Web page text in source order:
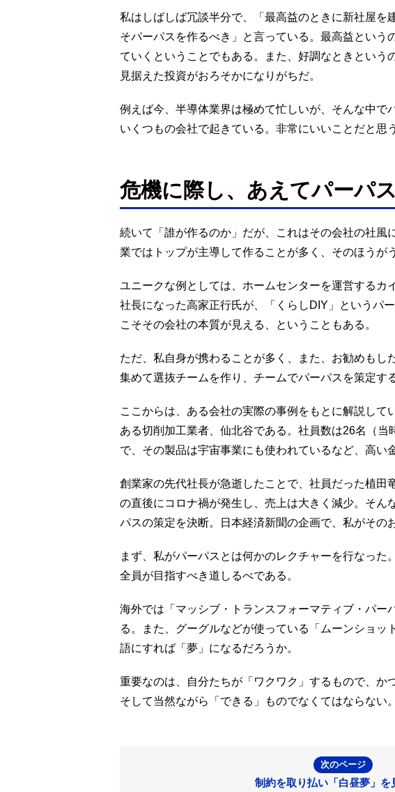
私はしばしば冗談半分で、「最高益のときに新社屋を
そパーパスを作るべき」と言っている。最高益という
ていくということでもある。また、好調なときという
見据えた投資がおろそかになりがちだ。
例えば今、半導体業界は極めて忙しいが、そんな中で
いくつもの会社で起きている。非常にいいことだと思う
危機に際し、あえてパーパ
続いて「誰が作るのか」だが、これはその会社の社風
業ではトップが主導して作ることが多く、そのほうが
ユニークな例としては、ホームセンターを運営するカ
社長になった高家正行氏が、「くらしDIY」というパ
こそその会社の本質が見える、ということもある。
ただ、私自身が携わることが多く、また、お勧めもし
集めて選抜チームを作り、チームでパーパスを策定す
ここからは、ある会社の実際の事例をもとに解説して
ある切削加工業者、仙北谷である。社員数は26名（当
で、その製品は宇宙事業にも使われているなど、高い
創業家の先代社長が急逝したことで、社員だった植田
の直後にコロナ禍が発生し、売上は大きく減少。そん
パスの策定を決断。日本経済新聞の企画で、私がその
まず、私がパーパスとは何かのレクチャーを行なった
全員が目指すべき道しるべである。
海外では「マッシブ・トランスフォーマティブ・パー
る。また、グーグルなどが使っている「ムーンショッ
語にすれば「夢」になるだろうか。
重要なのは、自分たちが「ワクワク」するもので、か
そして当然ながら「できる」ものでなくてはならない。
次のページ
制約を取り払い「白昼夢」を